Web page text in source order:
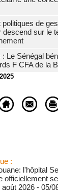
de
descend sur le
Le Sénégal
F CFA de la
:
l'hôpital
officiellement
août 2026 - 05/